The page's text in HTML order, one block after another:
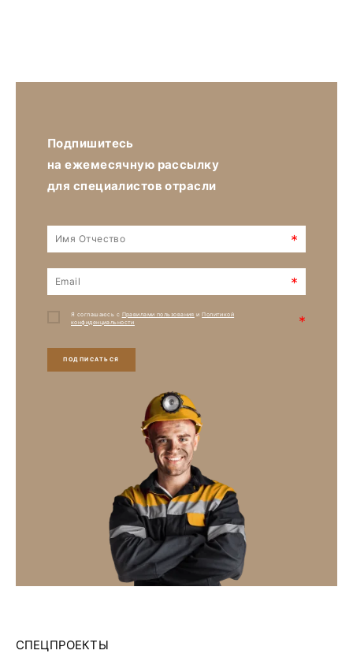
Подпишитесь
на ежемесячную рассылку
для специалистов отрасли
*
*
Я соглашаюсь с Правилами пользования иПолитикой
конфиденциальности
*
ПОДПИСАТЬСЯ
СПЕЦПРОЕКТЫ